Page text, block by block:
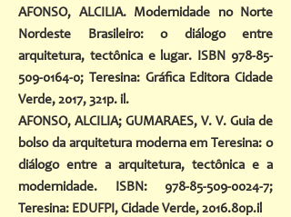
AFONSO, ALCILIA. Modernidade no Norte
Nordeste Brasileiro: o diálogo entre
arquitetura, tectônica e lugar. ISBN 978-85-
509-0164-0; Teresina: Gráfica Editora Cidade
Verde, 2017, 321p. il.
AFONSO, ALCILIA; GUMARAES, V. V. Guia de
bolso da arquitetura moderna em Teresina: o
diálogo entre a arquitetura, tectônica e a
modernidade. ISBN: 978-85-509-0024-7;
Teresina: EDUFPI, Cidade Verde, 2016.80p.il